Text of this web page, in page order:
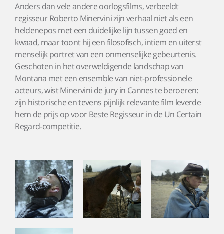
Anders dan vele andere oorlogsfilms, verbeeldt
regisseur Roberto Minervini zijn verhaal niet als een
heldenepos met een duidelijke lijn tussen goed en
kwaad, maar toont hij een filosofisch, intiem en uiterst
menselijk portret van een onmenselijke gebeurtenis.
Geschoten in het overweldigende landschap van
Montana met een ensemble van niet-professionele
acteurs, wist Minervini de jury in Cannes te beroeren:
zijn historische en tevens pijnlijk relevante film leverde
hem de prijs op voor Beste Regisseur in de Un Certain
Regard-competitie.